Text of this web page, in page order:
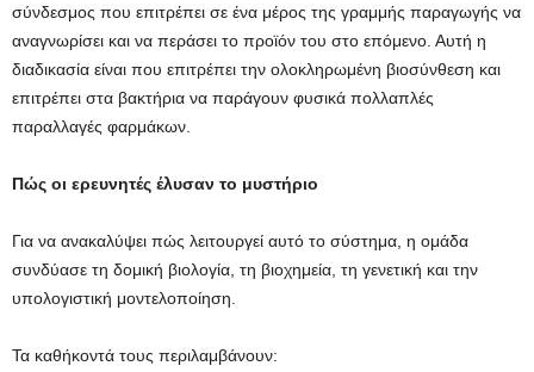
σύνδεσμος που επιτρέπει σε ένα μέρος της γραμμής παραγωγής να
αναγνωρίσει και να περάσει το προϊόν του στο επόμενο. Αυτή η
διαδικασία είναι που επιτρέπει την ολοκληρωμένη βιοσύνθεση και
επιτρέπει στα βακτήρια να παράγουν φυσικά πολλαπλές
παραλλαγές φαρμάκων.
Πώς οι ερευνητές έλυσαν το μυστήριο
Για να ανακαλύψει πώς λειτουργεί αυτό το σύστημα, η ομάδα
συνδύασε τη δομική βιολογία, τη βιοχημεία, τη γενετική και την
υπολογιστική μοντελοποίηση.
Τα καθήκοντά τους περιλαμβάνουν: